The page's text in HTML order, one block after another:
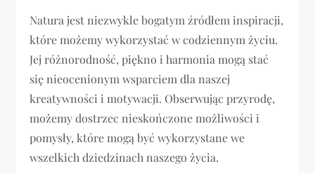
Natura jest niezwykle bogatym źródłem inspiracji,
które możemy wykorzystać w codziennym życiu.
Jej różnorodność, piękno i harmonia mogą stać
się nieocenionym wsparciem dla naszej
kreatywności i motywacji. Obserwując przyrodę,
możemy dostrzec nieskończone możliwości i
pomysły, które mogą być wykorzystane we
wszelkich dziedzinach naszego życia.